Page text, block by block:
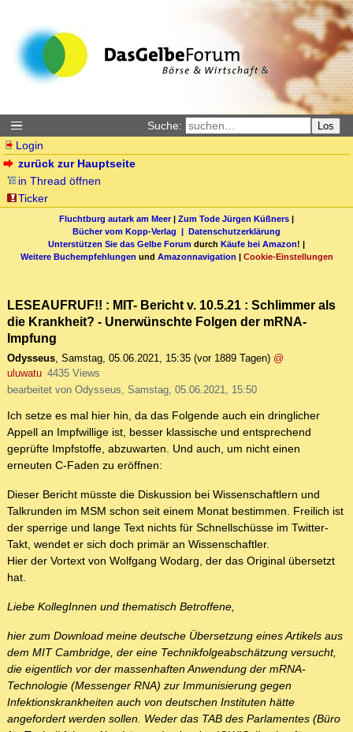
Suche: Los
Login
zurück zur Hauptseite
in Thread öffnen
Ticker
Fluchtburg autark am Meer| Zum Tode Jürgen Küßners |
Bücher vom Kopp-Verlag | Datenschutzerklärung
Unterstützen Sie das Gelbe Forum durch Käufe bei Amazon! |
Weitere Buchempfehlungen und Amazonnavigation | Cookie-Einstellungen
LESEAUFRUF!! : MIT- Bericht v. 10.5.21 : Schlimmer als
die Krankheit? - Unerwünschte Folgen der mRNA-
Impfung
Odysseus, Samstag, 05.06.2021, 15:35 (vor 1889 Tagen) @
uluwatu 4435 Views
bearbeitet von Odysseus, Samstag, 05.06.2021, 15:50
Ich setze es mal hier hin, da das Folgende auch ein dringlicher
Appell an Impfwillige ist, besser klassische und entsprechend
geprüfte Impfstoffe, abzuwarten. Und auch, um nicht einen
erneuten C-Faden zu eröffnen:
Dieser Bericht müsste die Diskussion bei Wissenschaftlern und
Talkrunden im MSM schon seit einem Monat bestimmen. Freilich ist
der sperrige und lange Text nichts für Schnellschüsse im Twitter-
Takt, wendet er sich doch primär an Wissenschaftler.
Hier der Vortext von Wolfgang Wodarg, der das Original übersetzt
hat.
Liebe KollegInnen und thematisch Betroffene,
hier zum Download meine deutsche Übersetzung eines Artikels aus
dem MIT Cambridge, der eine Technikfolgeabschätzung versucht,
die eigentlich vor der massenhaften Anwendung der mRNA-
Technologie (Messenger RNA) zur Immunisierung gegen
Infektionskrankheiten auch von deutschen Instituten hätte
angefordert werden sollen. Weder das TAB des Parlamentes (Büro